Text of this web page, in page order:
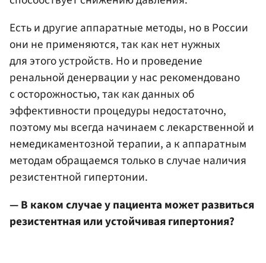
Есть и другие аппаратные методы, но в России
они не применяются, так как нет нужных
для этого устройств. Но и проведение
ренальной денервации у нас рекомендовано
с осторожностью, так как данных об
эффективности процедуры недостаточно,
поэтому мы всегда начинаем с лекарственной и
немедикаментозной терапии, а к аппаратным
методам обращаемся только в случае наличия
резистентной гипертонии.
— В каком случае у пациента может развиться
резистентная или устойчивая гипертония?